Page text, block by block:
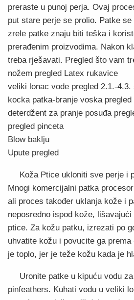
preraste u punoj perja. Ovaj
put stare perje se prolio. Patke
zrele patke znaju biti teška i
prerađenim proizvodima. Nakon
treba rješavati. Pregled što vam
nožem pregled Latex rukavice
veliki lonac vode pregled 2.1.-
kocka patka-branje voska pregled
deterdžent za pranje posuđa
pregled pinceta
Blow baklju
Upute pregled
Koža Ptice ukloniti sve perje i
Mnogi komercijalni patka
ali proces također uklanja kože i
neposredno ispod kože,
ptice. Za kožu patku, izrezati po
uhvatite kožu i povucite ga
je toplo, jer je teže kožu kada je
Uronite patke u kipuću vodu
pinfeathers. Kuhati vodu u veliki